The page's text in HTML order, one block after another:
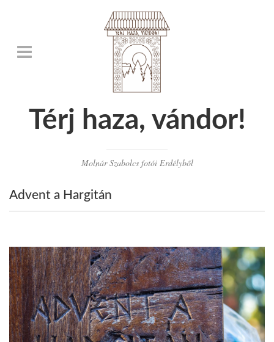
Térj haza, vándor!
Molnár Szabolcs fotói Erdélyből
Advent a Hargitán